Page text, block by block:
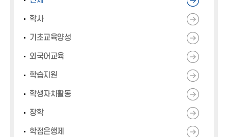
학사
기초교육양성
외국어교육
학습지원
학생자치활동
장학
학점은행제